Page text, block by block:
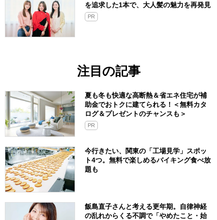
を追求した1本で、大人髪の魅力を再発見
PR
注目の記事
夏も冬も快適な高断熱＆省エネ住宅が補
助金でおトクに建てられる！＜無料カタ
ログ＆プレゼントのチャンスも＞
PR
今行きたい、関東の「工場見学」スポッ
ト4つ。無料で楽しめるバイキング食べ放
題も
飯島直子さんと考える更年期。自律神経
の乱れからくる不調で「やめたこと・始